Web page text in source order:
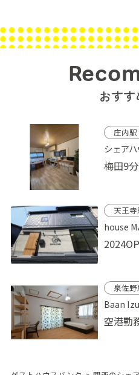
おす
庄内
シェア
梅田9
天王
house
泉佐
Baan
空港勤